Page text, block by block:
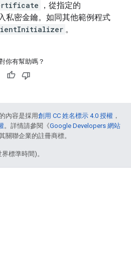
，從指定的
私密金鑰。如同其他範例程式
。
你有幫助嗎？
內容是採用創用 CC 姓名標示 4.0 授權 ，
。詳情請參閱《Google Developers 網站
關聯企業的註冊商標。
標準時間)。